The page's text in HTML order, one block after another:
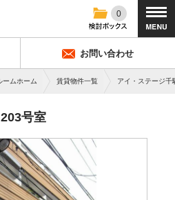
0
お問い合わせ
ームホーム 賃貸物件一覧 アイ・ステージ千
号室